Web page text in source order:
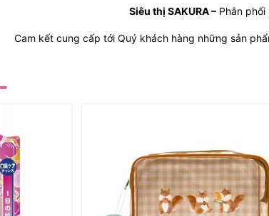
Siêu thị SAKURA –Phân phối
Cam kết cung cấp tới Quý khách hàng những sản